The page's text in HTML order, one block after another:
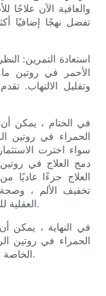
والعافية الآن
تفضل نهجًا إضافيًا
الأحمر في روتين
وتقليل الالتهاب.
في الختام ، يمكن أن
الحمراء في روتين
سواء اخترت
دمج العلاج في
العلاج جزءًا عاديًا
تخفيف الألم ، وصحة
العقلية للعلاج بالضوء الأحمر بالأشعة تحت الحمراء لنفسك.
في النهاية ، يمكن
الحمراء في روتين
الخاصة بك ، وتعزيز الشفاء والاسترخاء والصحة المحسنة.